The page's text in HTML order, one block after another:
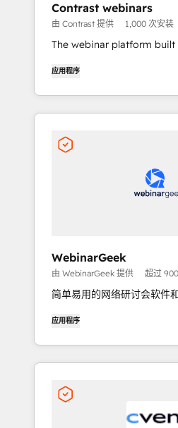
Contrast webinars
由 Contrast 提供 1,000 次安装
The webinar platform
应用程序
WebinarGeek
由 WebinarGeek 提供 超过
简单易用的网络研讨会软件
应用程序